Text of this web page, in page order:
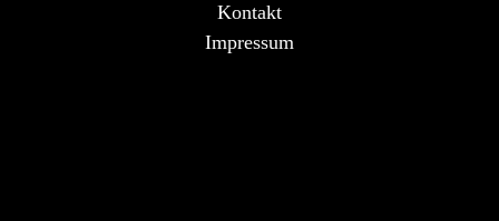
Kontakt
Impressum